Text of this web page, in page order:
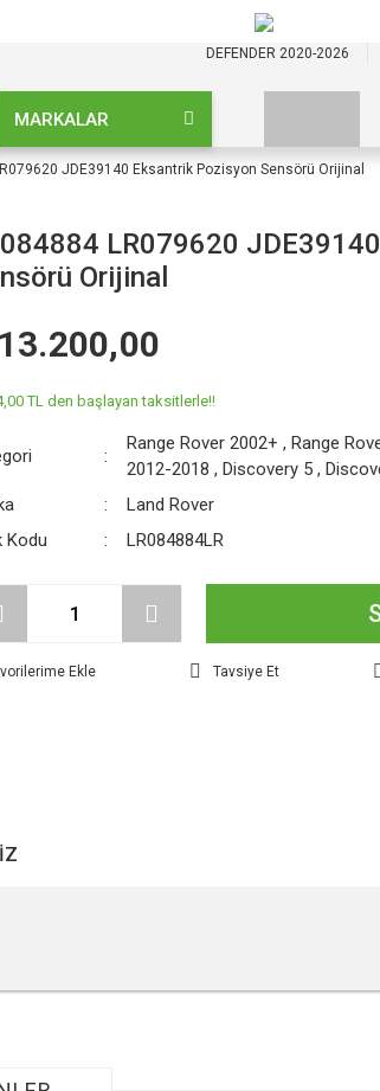
DEFENDER 2020-2026
MARKALAR
JDE39140 Eksantrik Pozisyon Sensörü Orijinal
LR079620
Orijinal
TL den başlayan taksitlerle!!
Range Rover 2002+ ,Range
2012-2018 ,Discovery 5 ,
Land Rover
Kodu
LR084884LR
Tavsiye Et